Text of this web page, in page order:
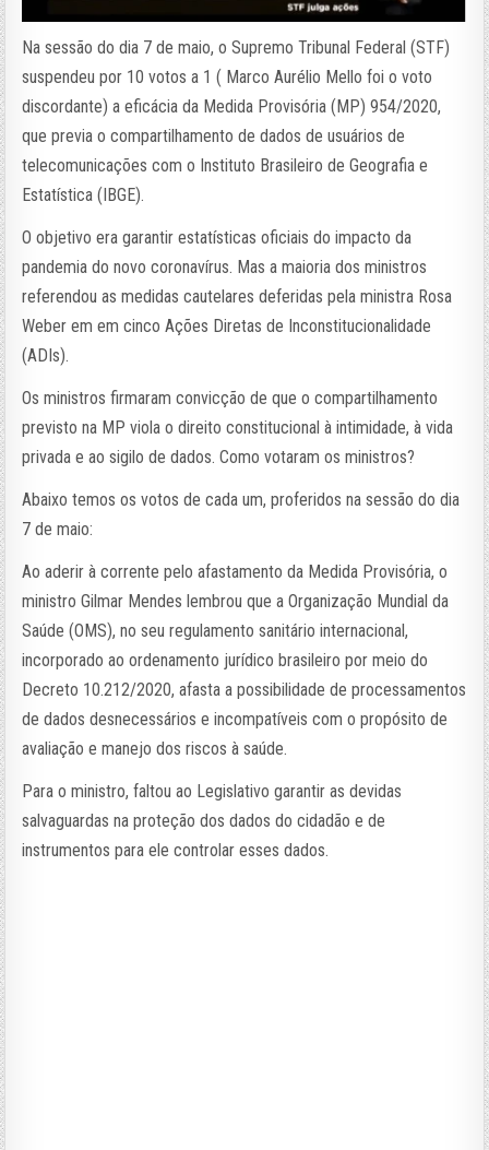
Na sessão do dia 7 de maio, o Supremo Tribunal Federal (STF)
suspendeu por 10 votos a 1 ( Marco Aurélio Mello foi o voto
discordante) a eficácia da Medida Provisória (MP) 954/2020,
que previa o compartilhamento de dados de usuários de
telecomunicações com o Instituto Brasileiro de Geografia e
Estatística (IBGE).
O objetivo era garantir estatísticas oficiais do impacto da
pandemia do novo coronavírus. Mas a maioria dos ministros
referendou as medidas cautelares deferidas pela ministra Rosa
Weber em em cinco Ações Diretas de Inconstitucionalidade
(ADIs).
Os ministros firmaram convicção de que o compartilhamento
previsto na MP viola o direito constitucional à intimidade, à vida
privada e ao sigilo de dados. Como votaram os ministros?
Abaixo temos os votos de cada um, proferidos na sessão do dia
7 de maio:
Ao aderir à corrente pelo afastamento da Medida Provisória, o
ministro Gilmar Mendes lembrou que a Organização Mundial da
Saúde (OMS), no seu regulamento sanitário internacional,
incorporado ao ordenamento jurídico brasileiro por meio do
Decreto 10.212/2020, afasta a possibilidade de processamentos
de dados desnecessários e incompatíveis com o propósito de
avaliação e manejo dos riscos à saúde.
Para o ministro, faltou ao Legislativo garantir as devidas
salvaguardas na proteção dos dados do cidadão e de
instrumentos para ele controlar esses dados.